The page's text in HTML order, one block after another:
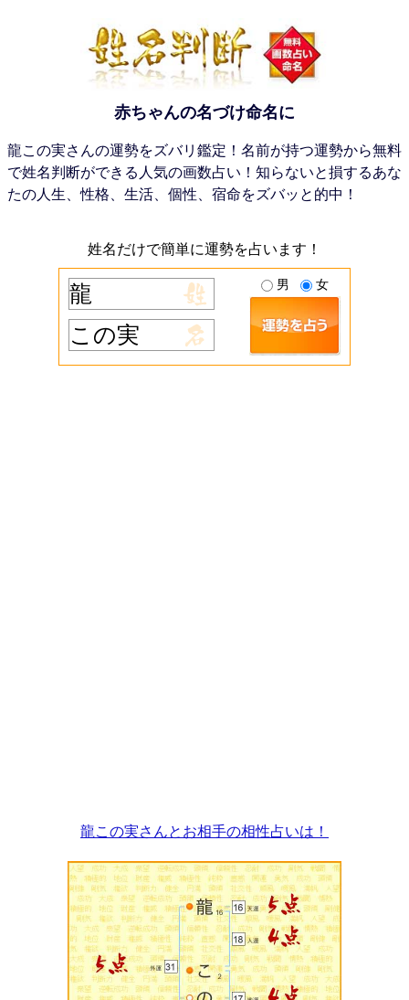
赤ちゃんの名づけ命名に
龍この実さんの運勢をズバリ鑑定！名前が持つ運勢から無料
で姓名判断ができる人気の画数占い！知らないと損するあな
たの人生、性格、生活、個性、宿命をズバッと的中！
姓名だけで簡単に運勢を占います！
男 女
龍この実さんとお相手の相性占いは！